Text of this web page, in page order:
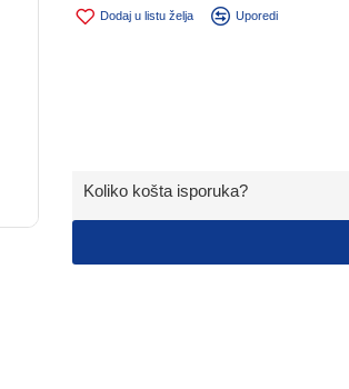
Dodaj u listu želja Uporedi
Koliko košta isporuka?